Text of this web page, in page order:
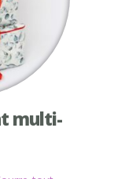
multi-